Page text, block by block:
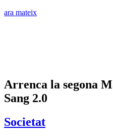
ara mateix
Arrenca la segona
Sang 2.0
Societat